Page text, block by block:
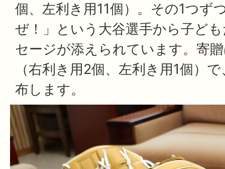
個、左利き用11個）。その1つず
ぜ！」という大谷選手から子ど
セージが添えられています。寄
（右利き用2個、左利き用1個）
布します。